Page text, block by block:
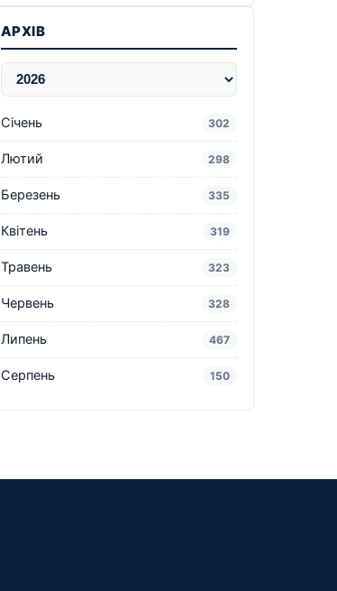
АРХІВ
Січень 302
Лютий 298
Березень 335
Квітень 319
Травень 323
Червень 328
Липень 467
Серпень 150